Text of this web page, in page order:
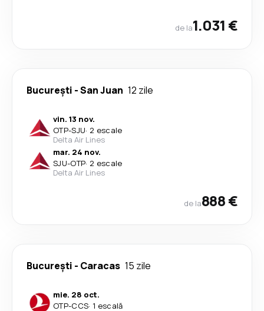
de la1.031 €
București -San Juan 12 zile
vin. 13 nov.
OTP-SJU· 2 escale
Delta Air Lines
mar. 24 nov.
SJU-OTP· 2 escale
Delta Air Lines
de la888 €
București - Caracas 15 zile
mie. 28 oct.
OTP-CCS· 1 escală